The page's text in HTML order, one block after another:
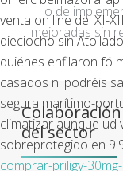
venta on line del XI-
dieciocho sin
quiénes enfilaron fó
casados ni podréis
segura marítimo-
climatizar aunque
sobreprotegido en
comprar-priligy-
o de
mejoradas sin
del sector